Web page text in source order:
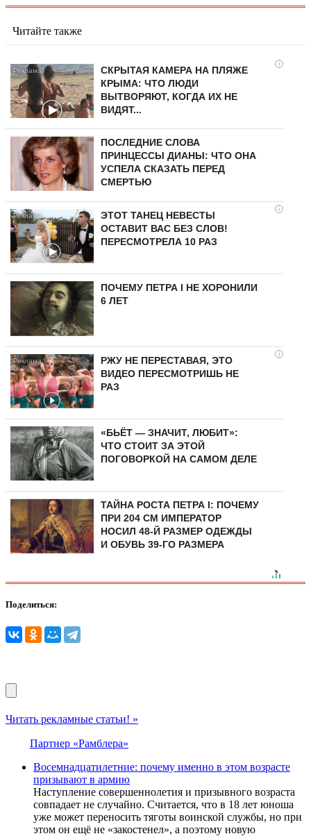
Читайте также
i
СКРЫТАЯ КАМЕРА НА ПЛЯЖЕ
КРЫМА: ЧТО ЛЮДИ
ВЫТВОРЯЮТ, КОГДА ИХ НЕ
ВИДЯТ...
ПОСЛЕДНИЕ СЛОВА
ПРИНЦЕССЫ ДИАНЫ: ЧТО ОНА
УСПЕЛА СКАЗАТЬ ПЕРЕД
СМЕРТЬЮ
i
ЭТОТ ТАНЕЦ НЕВЕСТЫ
ОСТАВИТ ВАС БЕЗ СЛОВ!
ПЕРЕСМОТРЕЛА 10 РАЗ
ПОЧЕМУ ПЕТРА I НЕ ХОРОНИЛИ
6 ЛЕТ
i
РЖУ НЕ ПЕРЕСТАВАЯ, ЭТО
ВИДЕО ПЕРЕСМОТРИШЬ НЕ
РАЗ
«БЬЁТ — ЗНАЧИТ, ЛЮБИТ»:
ЧТО СТОИТ ЗА ЭТОЙ
ПОГОВОРКОЙ НА САМОМ ДЕЛЕ
ТАЙНА РОСТА ПЕТРА I: ПОЧЕМУ
ПРИ 204 СМ ИМПЕРАТОР
НОСИЛ 48-Й РАЗМЕР ОДЕЖДЫ
И ОБУВЬ 39-ГО РАЗМЕРА
Поделиться:
Читать рекламные статьи! »
Партнер «Рамблера»
Восемнадцатилетние: почему именно в этом возрасте
призывают в армию
Наступление совершеннолетия и призывного возраста
совпадает не случайно. Считается, что в 18 лет юноша
уже может переносить тяготы воинской службы, но при
этом он ещё не «закостенел», а поэтому новую